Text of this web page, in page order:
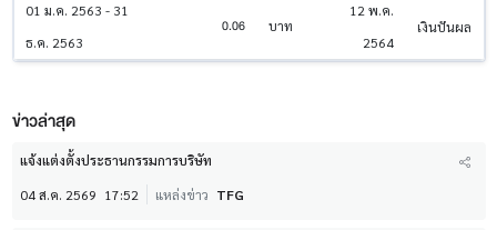
01 ม.ค. 2563 - 31
ธ.ค. 2563
0.06 บาท
12 พ.ค.
2564
เงินปันผล
ข่าวล่าสุด
แจ้งแต่งตั้งประธานกรรมการบริษัท
04 ส.ค. 2569 17:52 แหล่งข่าว TFG